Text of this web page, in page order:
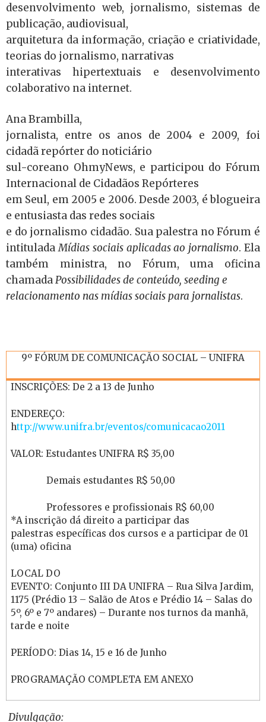
desenvolvimento web, jornalismo, sistemas de
publicação, audiovisual,
arquitetura da informação, criação e criatividade,
teorias do jornalismo, narrativas
interativas hipertextuais e desenvolvimento
colaborativo na internet.
Ana Brambilla,
jornalista, entre os anos de 2004 e 2009, foi
cidadã repórter do noticiário
sul-coreano OhmyNews, e participou do Fórum
Internacional de Cidadãos Repórteres
em Seul, em 2005 e 2006. Desde 2003, é blogueira
e entusiasta das redes sociais
e do jornalismo cidadão. Sua palestra no Fórum é
intituladaMídias sociais aplicadas ao jornalismo. Ela
também ministra, no Fórum, uma oficina
chamadaPossibilidades de conteúdo, seeding e
relacionamento nas mídias sociais para jornalistas.
9º FÓRUM DE COMUNICAÇÃO SOCIAL – UNIFRA
INSCRIÇÕES: De 2 a 13 de Junho
ENDEREÇO:
http://www.unifra.br/eventos/comunicacao2011
VALOR: Estudantes UNIFRA R$ 35,00
Demais estudantes R$ 50,00
Professores e profissionais R$ 60,00
*A inscrição dá direito a participar das
palestras específicas dos cursos e a participar de 01
(uma) oficina
LOCAL DO
EVENTO: Conjunto III DA UNIFRA – Rua Silva Jardim,
1175 (Prédio 13 – Salão de Atos e Prédio 14 – Salas do
5º, 6º e 7º andares) – Durante nos turnos da manhã,
tarde e noite
PERÍODO: Dias 14, 15 e 16 de Junho
PROGRAMAÇÃO COMPLETA EM ANEXO
Divulgação: